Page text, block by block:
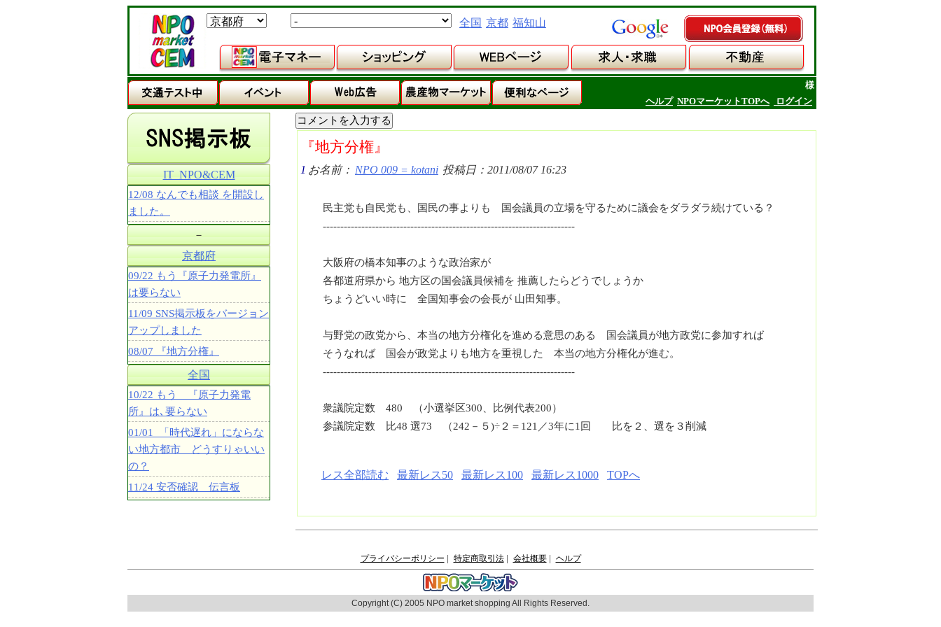
全国 京都 福知山
様
ヘルプ NPOマーケットTOPへ ログイン
『地方分権』
1 お名前： NPO 009 = kotani 投稿日：2011/08/07 16:23
民主党も自民党も、国民の事よりも 国会議員の立場を守るために議会をダラダラ続けている？
------------------------------------------------------------------------
大阪府の橋本知事のような政治家が
各都道府県から 地方区の国会議員候補を 推薦したらどうでしょうか
ちょうどいい時に 全国知事会の会長が 山田知事。
与野党の政党から、本当の地方分権化を進める意思のある 国会議員が地方政党に参加すれば
そうなれば 国会が政党よりも地方を重視した 本当の地方分権化が進む。
------------------------------------------------------------------------
衆議院定数 480 （小選挙区300、比例代表200）
参議院定数 比48 選73 （242－５)÷２＝121／3年に1回 比を２、選を３削減
レス全部読む 最新レス50 最新レス100 最新レス1000 TOPへ
IT_NPO&CEM
12/08 なんでも相談 を開設し
ました。
－
京都府
09/22 もう『原子力発電所』
は要らない
11/09 SNS掲示板をバージョン
アップしました
08/07 『地方分権』
全国
10/22 もう 『原子力発電
所』は､要らない
01/01 「時代遅れ」にならな
い地方都市 どうすりゃいい
の？
11/24 安否確認 伝言板
プライバシーポリシー 特定商取引法| 会社概要| ヘルプ
Copyright (C) 2005 NPO market shopping All Rights Reserved.